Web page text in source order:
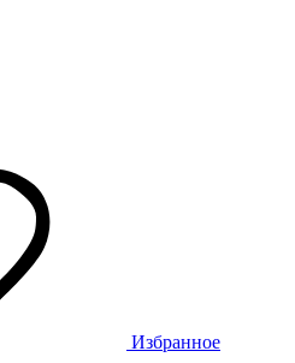
Избранное